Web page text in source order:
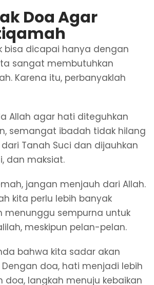
Doa Agar
bisa dicapai hanya dengan
sangat membutuhkan
Karena itu, perbanyaklah
Allah agar hati diteguhkan
semangat ibadah tidak hilang
Tanah Suci dan dijauhkan
dan maksiat.
jangan menjauh dari Allah.
kita perlu lebih banyak
menunggu sempurna untuk
meskipun pelan-pelan.
bahwa kita sadar akan
doa, hati menjadi lebih
doa, langkah menuju kebaikan